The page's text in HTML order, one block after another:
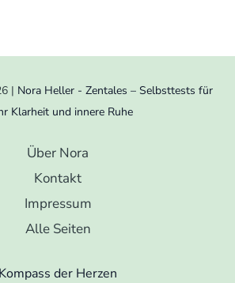
| Nora Heller - Zentales – Selbsttests für
Klarheit und innere Ruhe
Über Nora
Kontakt
Impressum
Alle Seiten
Kompass der Herzen